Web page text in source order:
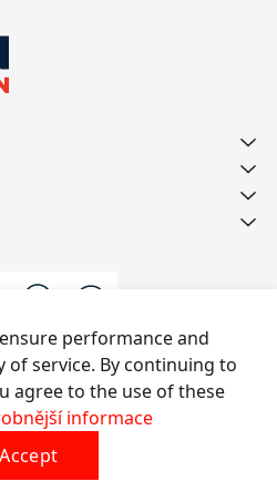
nás
© 2014-2026 CANYON
performance and
of service. By continuing to
agree to the use of these
informace
Accept